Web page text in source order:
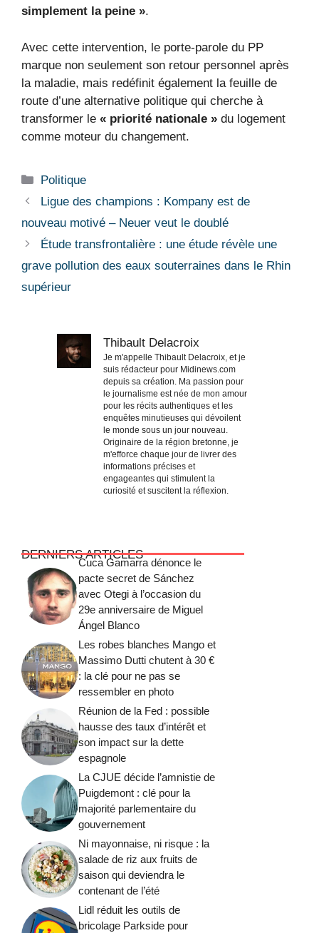
simplement la peine ».
Avec cette intervention, le porte-parole du PP
marque non seulement son retour personnel après
la maladie, mais redéfinit également la feuille de
route d’une alternative politique qui cherche à
transformer le « priorité nationale » du logement
comme moteur du changement.
Catégories
Politique
Ligue des champions : Kompany est de
nouveau motivé – Neuer veut le doublé
Étude transfrontalière : une étude révèle une
grave pollution des eaux souterraines dans le Rhin
supérieur
Thibault Delacroix
Je m'appelle Thibault Delacroix, et je
suis rédacteur pour Midinews.com
depuis sa création. Ma passion pour
le journalisme est née de mon amour
pour les récits authentiques et les
enquêtes minutieuses qui dévoilent
le monde sous un jour nouveau.
Originaire de la région bretonne, je
m'efforce chaque jour de livrer des
informations précises et
engageantes qui stimulent la
curiosité et suscitent la réflexion.
DERNIERS ARTICLES
Cuca Gamarra dénonce le
pacte secret de Sánchez
avec Otegi à l’occasion du
29e anniversaire de Miguel
Ángel Blanco
Les robes blanches Mango et
Massimo Dutti chutent à 30 €
: la clé pour ne pas se
ressembler en photo
Réunion de la Fed : possible
hausse des taux d’intérêt et
son impact sur la dette
espagnole
La CJUE décide l’amnistie de
Puigdemont : clé pour la
majorité parlementaire du
gouvernement
Ni mayonnaise, ni risque : la
salade de riz aux fruits de
saison qui deviendra le
contenant de l’été
Lidl réduit les outils de
bricolage Parkside pour